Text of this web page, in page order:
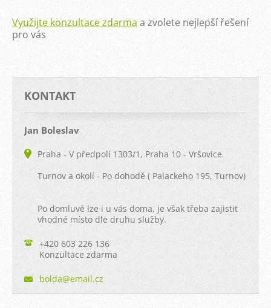
Využijte konzultace zdarma a zvolete nejlepší řešení
pro vás
KONTAKT
Jan Boleslav
Praha - V předpolí 1303/1, Praha 10 - Vršovice
Turnov a okolí - Po dohodě ( Palackeho 195, Turnov)
Po domluvě lze i u vás doma, je však třeba zajistit
vhodné místo dle druhu služby.
+420 603 226 136
Konzultace zdarma
bolda@email.cz